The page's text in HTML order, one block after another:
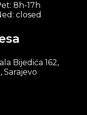
8h-17h
closed
Bijedića 162,
Sarajevo